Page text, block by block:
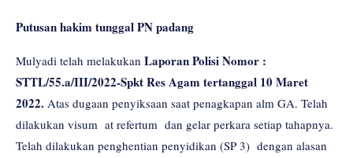
Putusan hakim tunggal PN padang
Mulyadi telah melakukan Laporan Polisi Nomor :
STTL/55.a/III/2022-Spkt Res Agam tertanggal 10 Maret
2022. Atas dugaan penyiksaan saat penagkapan alm GA. Telah
dilakukan visum at refertum dan gelar perkara setiap tahapnya.
Telah dilakukan penghentian penyidikan (SP 3) dengan alasan